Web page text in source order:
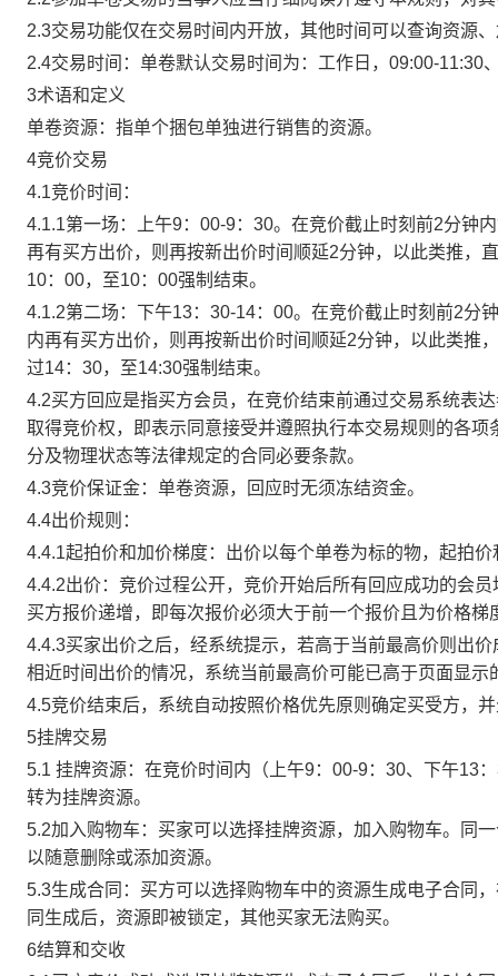
2.3交易功能仅在交易时间内开放，其他时间可以查询资源
2.4交易时间：单卷默认交易时间为：工作日，09:00-11:30
3术语和定义
单卷资源：指单个捆包单独进行销售的资源。
4竞价交易
4.1竞价时间：
4.1.1第一场：上午9：00-9：30。在竞价截止时刻前2分钟
再有买方出价，则再按新出价时间顺延2分钟，以此类推，
10：00，至10：00强制结束。
4.1.2第二场：下午13：30-14：00。在竞价截止时刻前2分
内再有买方出价，则再按新出价时间顺延2分钟，以此类推
过14：30，至14:30强制结束。
4.2买方回应是指买方会员，在竞价结束前通过交易系统表
取得竞价权，即表示同意接受并遵照执行本交易规则的各
分及物理状态等法律规定的合同必要条款。
4.3竞价保证金：单卷资源，回应时无须冻结资金。
4.4出价规则：
4.4.1起拍价和加价梯度：出价以每个单卷为标的物，起拍
4.4.2出价：竞价过程公开，竞价开始后所有回应成功的会
买方报价递增，即每次报价必须大于前一个报价且为价格
4.4.3买家出价之后，经系统提示，若高于当前最高价则出
相近时间出价的情况，系统当前最高价可能已高于页面显示
4.5竞价结束后，系统自动按照价格优先原则确定买受方，
5挂牌交易
5.1 挂牌资源：在竞价时间内（上午9：00-9：30、下午13
转为挂牌资源。
5.2加入购物车：买家可以选择挂牌资源，加入购物车。同
以随意删除或添加资源。
5.3生成合同：买方可以选择购物车中的资源生成电子合同
同生成后，资源即被锁定，其他买家无法购买。
6结算和交收